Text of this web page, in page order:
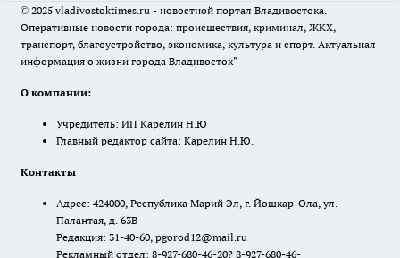
© 2025 vladivostoktimes.ru - новостной портал Владивостока.
Оперативные новости города: происшествия, криминал, ЖКХ,
транспорт, благоустройство, экономика, культура и спорт. Актуальная
информация о жизни города Владивосток"
О компании:
Учредитель: ИП Карелин Н.Ю
Главный редактор сайта: Карелин Н.Ю.
Контакты
Адрес: 424000, Республика Марий Эл, г. Йошкар-Ола, ул.
Палантая, д. 63В
Редакция: 31-40-60, pgorod12@mail.ru
Рекламный отдел: 8-927-680-46-20? 8-927-680-46-